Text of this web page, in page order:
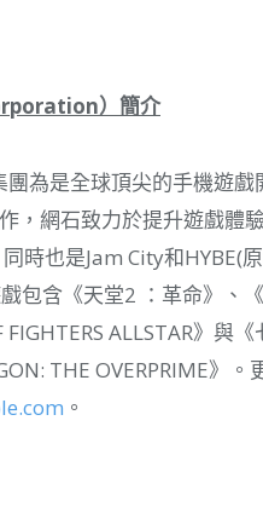
）簡介
為是全球頂尖的手機遊
，網石致力於提升遊戲體
時也是Jam City和
包含《天堂2 ：革命》、
ALLSTAR》與
THE OVERPRIME》
。